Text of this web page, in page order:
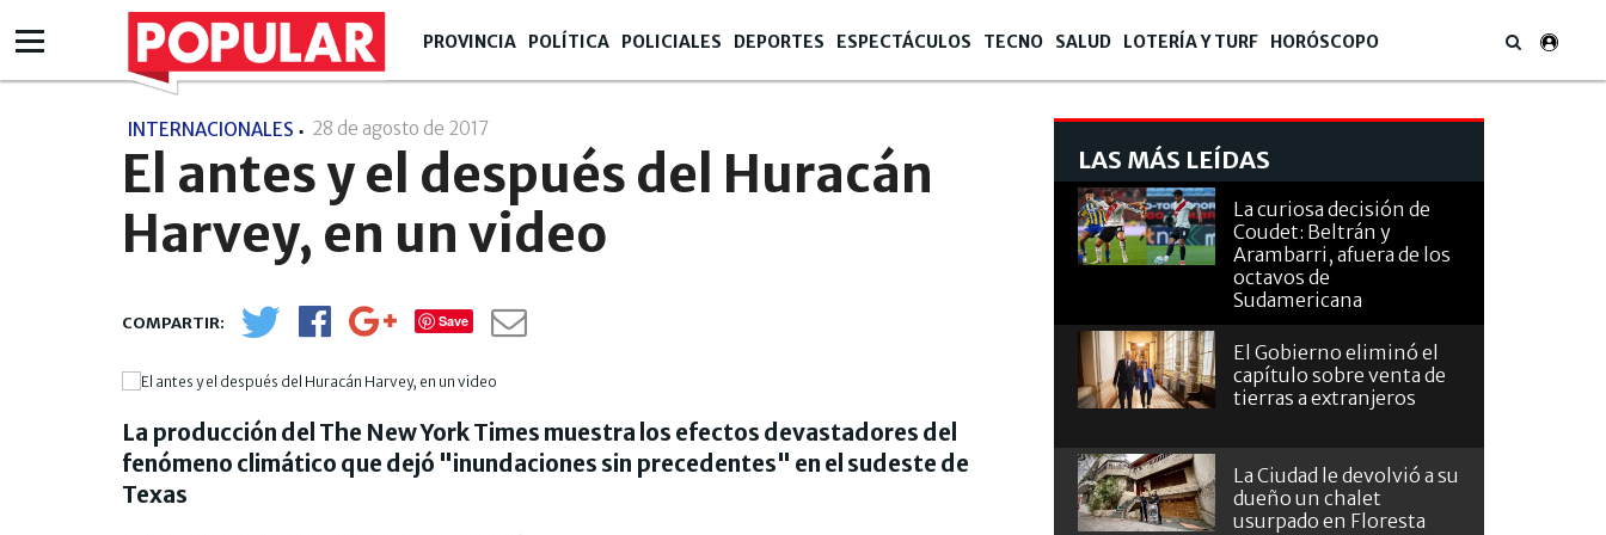
PROVINCIA POLÍTICA POLICIALES DEPORTES ESPECTÁCULOS TECNO SALUD LOTERÍA Y TURF HORÓSCOPO
INTERNACIONALES 28 de agosto de 2017
El antes y el después del Huracán
Harvey, en un video
Save
La producción del The New York Times muestra los efectos devastadores del
fenómeno climático que dejó "inundaciones sin precedentes" en el sudeste de
Texas
LAS MÁS LEÍDAS
La curiosa decisión de
Coudet: Beltrán y
Arambarri, afuera de los
octavos de
Sudamericana
El Gobierno eliminó el
capítulo sobre venta de
tierras a extranjeros
La Ciudad le devolvió a su
dueño un chalet
usurpado en Floresta